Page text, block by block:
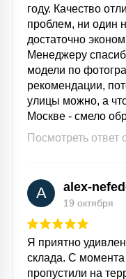
году. Качество
проблем, ни один
достаточно
Менеджеру
модели по
рекомендации,
улицы можно, а
Москве - смело
Посмотреть ответ
A alex-
19 октября
Я приятно
склада. С
пропустили на